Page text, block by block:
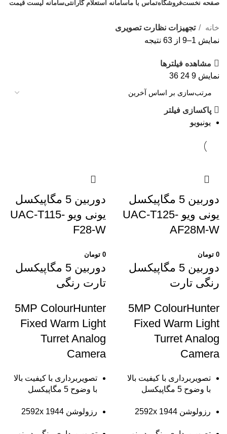
صفحه نخستفروشگاهتماس با ماسامانه استعلام گارانتیسامانه لیست قیمت
خانه
تجهیزات نظارت تصویری
نمایش 1–9 از 63 نتیجه
مشاهده فیلترها
نمایش 9
24
36
پاکسازی فیلتر
یونیویو
دوربین 5 مگاپیکسل
یونی ویو UAC-T125-
AF28M-W
0 تومان
دوربین 5 مگاپیکسل
رنگی تارت
5MP ColourHunter
Fixed Warm Light
Turret Analog
Camera
تصویربرداری با کیفیت بالا
با وضوح 5 مگاپیکسل
رزولوشن 2592x 1944
دوربین 5 مگاپیکسل
یونی ویو UAC-T115-
F28-W
0 تومان
دوربین 5 مگاپیکسل
تارت رنگی
5MP ColourHunter
Fixed Warm Light
Turret Analog
Camera
تصویربرداری با کیفیت بالا
با وضوح 5 مگاپیکسل
رزولوشن 2592x 1944